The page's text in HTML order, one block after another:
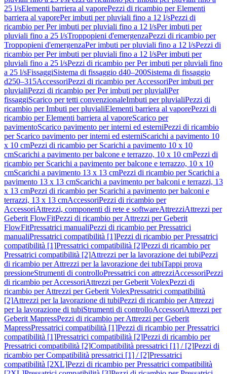
25 l/sElementi barriera al vaporePezzi di ricambio per Elementi
barriera al vaporePer imbuti per pluviali fino a 12 l/sPezzi di
ricambio per Per imbuti per pluviali fino a 12 l/sPer imbuti per
pluviali fino a 25 l/sTroppopieni d'emergenzaPezzi di ricambio per
Troppopieni d'emergenzaPer imbuti per pluviali fino a 12 l/sPezzi di
ricambio per Per imbuti per pluviali fino a 12 l/sPer imbuti per
pluviali fino a 25 l/sPezzi di ricambio per Per imbuti per pluviali fino
a 25 l/sFissaggiSistema di fissaggio d40–200Sistema di fissaggio
d250–315AccessoriPezzi di ricambio per AccessoriPer imbuti per
pluvialiPezzi di ricambio per Per imbuti per pluvialiPer
fissaggiScarico per tetti convenzionaleImbuti per pluvialiPezzi di
ricambio per Imbuti per pluvialiElementi barriera al vaporePezzi di
ricambio per Elementi barriera al vaporeScarico per
pavimentoScarico pavimento per interni ed esterniPezzi di ricambio
per Scarico pavimento per interni ed esterniScarichi a pavimento 10
x 10 cmPezzi di ricambio per Scarichi a pavimento 10 x 10
cmScarichi a pavimento per balcone e terrazzo, 10 x 10 cmPezzi di
ricambio per Scarichi a pavimento per balcone e terrazzo, 10 x 10
cmScarichi a pavimento 13 x 13 cmPezzi di ricambio per Scarichi a
pavimento 13 x 13 cmScarichi a pavimento per balconi e terrazzi, 13
x 13 cmPezzi di ricambio per Scarichi a pavimento per balconi e
terrazzi, 13 x 13 cmAccessoriPezzi di ricambio per
AccessoriAttrezzi, componenti di rete e softwareAttrezziAttrezzi per
Geberit FlowFitPezzi di ricambio per Attrezzi per Geberit
FlowFitPressatrici manualiPezzi di ricambio per Pressatrici
manualiPressatrici compatibilità [1]Pezzi di ricambio per Pressatrici
compatibilità [1]Pressatrici compatibilità [2]Pezzi di ricambio per
Pressatrici compatibilità [2]Attrezzi per la lavorazione dei tubiPezzi
di ricambio per Attrezzi per la lavorazione dei tubiTappi prova
pressioneStrumenti di controlloPressatrici con attrezziAccessoriPezzi
di ricambio per AccessoriAttrezzi per Geberit VolexPezzi di
ricambio per Attrezzi per Geberit VolexPressatrici compatibilità
[2]Attrezzi per la lavorazione di tubiPezzi di ricambio per Attrezzi
per la lavorazione di tubiStrumenti di controlloAccessoriAttrezzi per
Geberit MapressPezzi di ricambio per Attrezzi per Geberit
MapressPressatrici compatibilità [1]Pezzi di ricambio per Pressatrici
compatibilità [1]Pressatrici compatibilità [2]Pezzi di ricambio per
Pressatrici compatibilità [2]Compatibilità pressatrici [1] / [2]Pezzi di
ricambio per Compatibilità pressatrici [1] / [2]Pressatrici
compatibilità [2XL]Pezzi di ricambio per Pressatrici compatibilità